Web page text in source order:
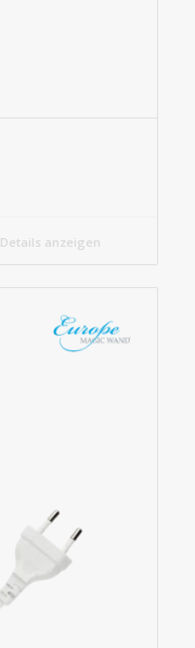
Details anzeigen